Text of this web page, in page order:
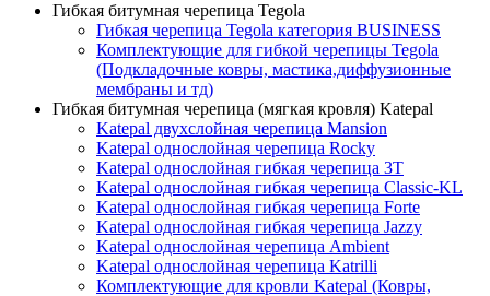
Гибкая битумная черепица Tegola
Гибкая черепица Tegola категория BUSINESS
Комплектующие для гибкой черепицы Tegola
(Подкладочные ковры, мастика,диффузионные
мембраны и тд)
Гибкая битумная черепица (мягкая кровля) Katepal
Katepal двухслойная черепица Mansion
Katepal однослойная черепица Rocky
Katepal однослойная гибкая черепица 3T
Katepal однослойная гибкая черепица Classic-KL
Katepal однослойная гибкая черепица Forte
Katepal однослойная гибкая черепица Jazzy
Katepal однослойная черепица Ambient
Katepal однослойная черепица Katrilli
Комплектующие для кровли Katepal (Ковры,